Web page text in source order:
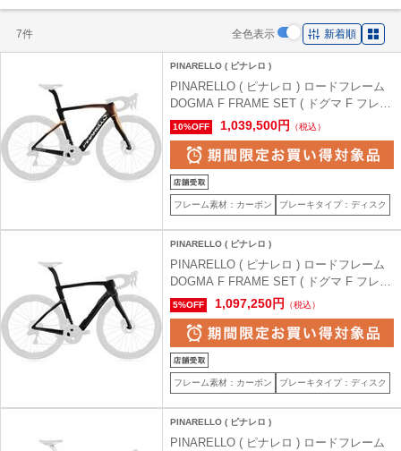
7件 全色表示 新着順
PINARELLO ( ピナレロ )
PINARELLO ( ピナレロ ) ロードフレーム
DOGMA F FRAME SET ( ドグマ F フレー
ムセット ) G110 Luxter Red Gold ( ルクス
ター レッド ゴールド ) 53（身長目安
172cm前後）
10%OFF 1,039,500円 （税込）
フレーム素材：カーボン ブレーキタイプ：ディスク
PINARELLO ( ピナレロ )
PINARELLO ( ピナレロ ) ロードフレーム
DOGMA F FRAME SET ( ドグマ F フレー
ムセット ) G111 BOB ( ボブ / ブラック オ
ン ブラック ) 51.5（身長目安170cm前後）
5%OFF 1,097,250円 （税込）
フレーム素材：カーボン ブレーキタイプ：ディスク
PINARELLO ( ピナレロ )
PINARELLO ( ピナレロ ) ロードフレーム